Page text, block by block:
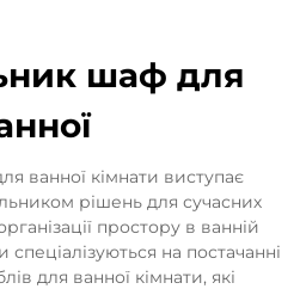
шаф для
ванної кімнати виступає
рішень для сучасних
простору в ванній
спеціалізуються на постачанні
для ванної кімнати, які